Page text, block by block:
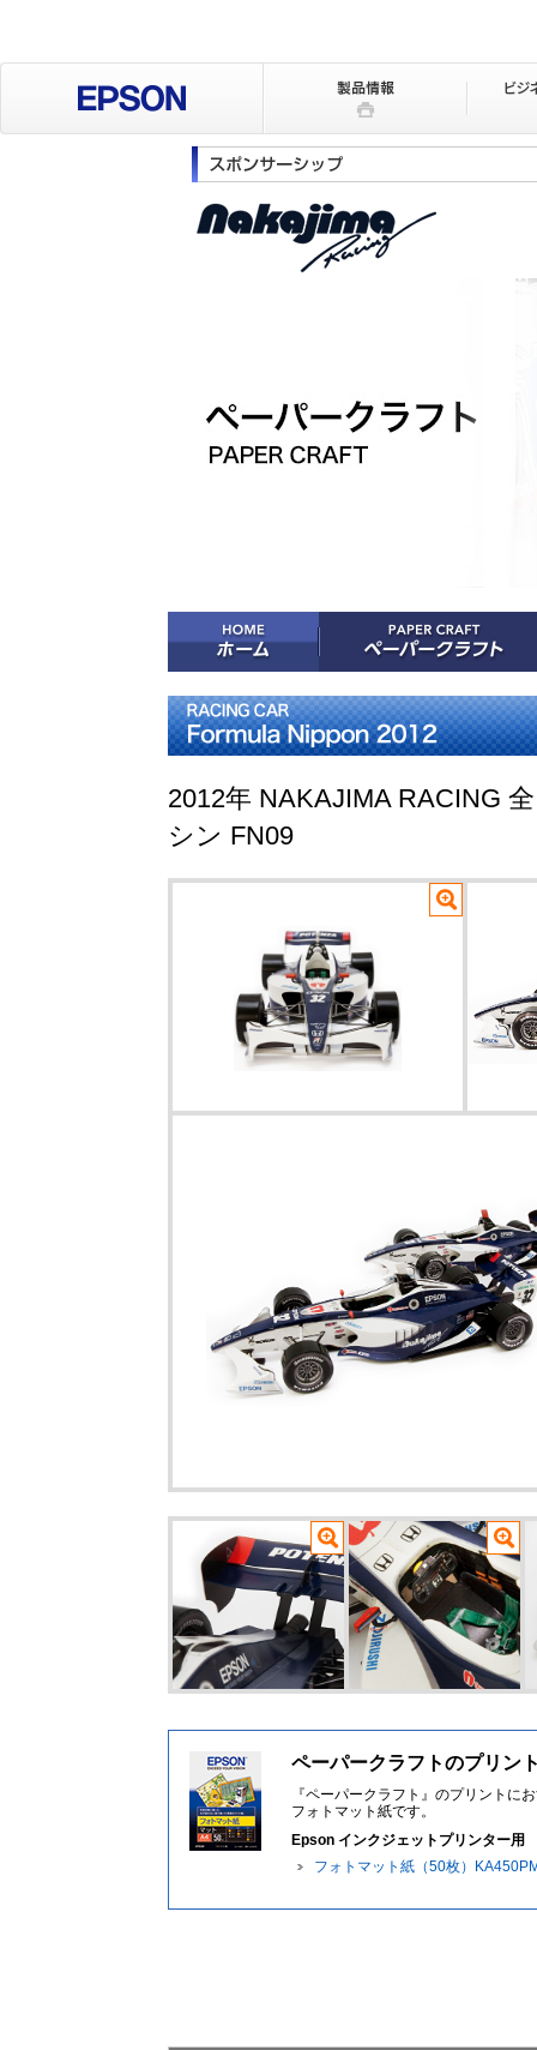
2012年 NAKAJIMA RACING
シン FN09
ペーパークラフトのプリン
『ペーパークラフト』のプリントに
フォトマット紙です。
Epson インクジェットプリンター用
フォトマット紙（50枚）